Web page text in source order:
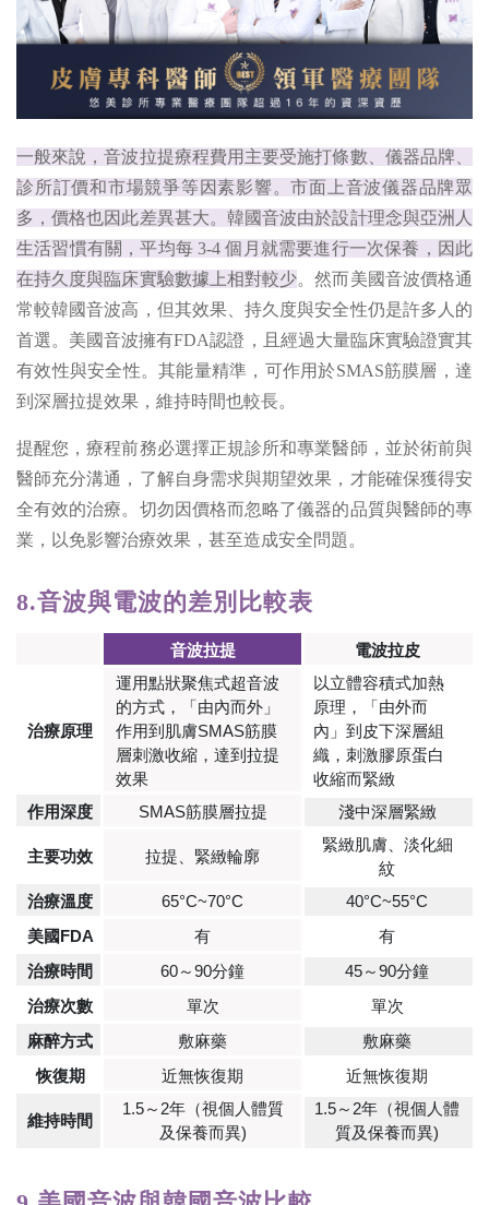
一般來說，音波拉提療程費用主要受施打條數、儀器品牌、
診所訂價和市場競爭等因素影響。市面上音波儀器品牌眾
多，價格也因此差異甚大。韓國音波由於設計理念與亞洲人
生活習慣有關，平均每 3-4 個月就需要進行一次保養，因此
在持久度與臨床實驗數據上相對較少。然而美國音波價格通
常較韓國音波高，但其效果、持久度與安全性仍是許多人的
首選。美國音波擁有FDA認證，且經過大量臨床實驗證實其
有效性與安全性。其能量精準，可作用於SMAS筋膜層，達
到深層拉提效果，維持時間也較長。
提醒您，療程前務必選擇正規診所和專業醫師，並於術前與
醫師充分溝通，了解自身需求與期望效果，才能確保獲得安
全有效的治療。切勿因價格而忽略了儀器的品質與醫師的專
業，以免影響治療效果，甚至造成安全問題。
8.音波與電波的差別比較表
音波拉提 電波拉皮
治療原理
運用點狀聚焦式超音波
的方式，「由內而外」
作用到肌膚SMAS筋膜
層刺激收縮，達到拉提
效果
以立體容積式加熱
原理，「由外而
內」到皮下深層組
織，刺激膠原蛋白
收縮而緊緻
作用深度
SMAS筋膜層拉提 淺中深層緊緻
主要功效 拉提、緊緻輪廓
緊緻肌膚、淡化細
紋
治療溫度
65°C~70°C
40°C~55°C
美國FDA
有
有
治療時間
60～90分鐘
45～90分鐘
治療次數
單次
單次
麻醉方式
敷麻藥
敷麻藥
恢復期
近無恢復期 近無恢復期
維持時間
1.5～2年（視個人體質
及保養而異)
1.5～2年（視個人體
質及保養而異)